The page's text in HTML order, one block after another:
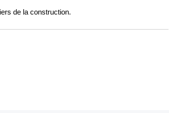
de la construction.